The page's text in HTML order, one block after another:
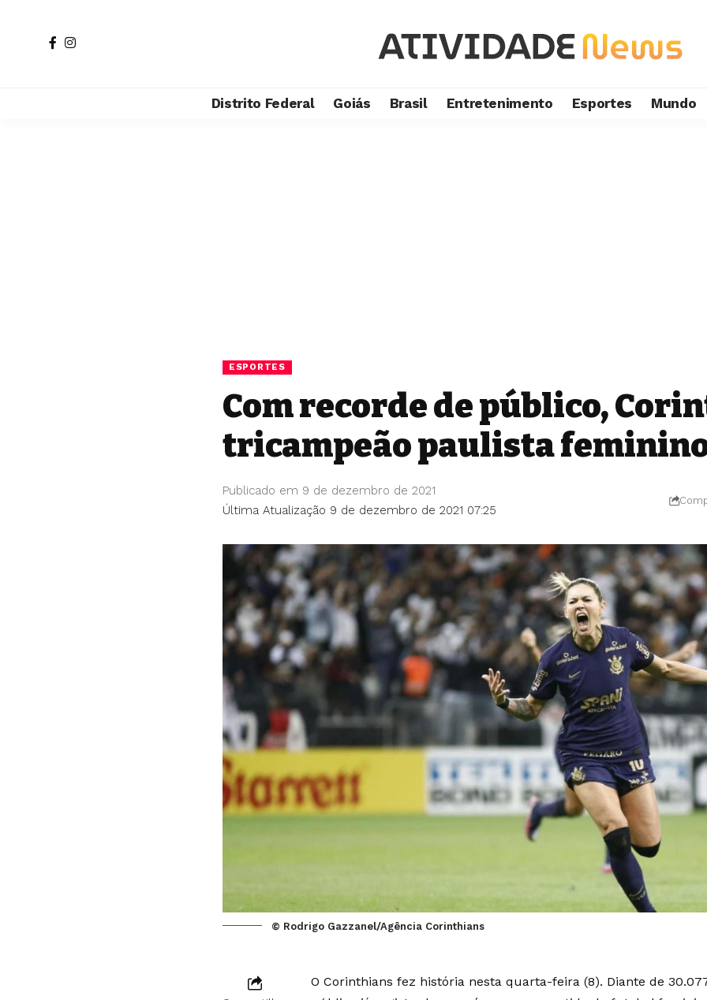
Distrito Federal Goiás Brasil Entretenimento Esportes Mundo
ESPORTES
Com recorde de público,
tricampeão paulista
Última Atualização 9 de dezembro de 2021 07:25
Publicado em 9 de dezembro de 2021
© Rodrigo Gazzanel/Agência Corinthians
O Corinthians fez história nesta quarta-feira (8). Diante de